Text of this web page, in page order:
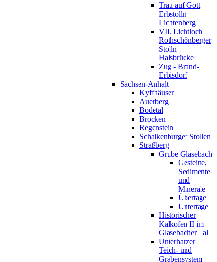
Trau auf Gott
Erbstolln
Lichtenberg
VII. Lichtloch
Rothschönberger
Stolln
Halsbrücke
Zug - Brand-
Erbisdorf
Sachsen-Anhalt
Kyffhäuser
Auerberg
Bodetal
Brocken
Regenstein
Schalkenburger Stollen
Straßberg
Grube Glasebach
Gesteine,
Sedimente
und
Minerale
Übertage
Untertage
Historischer
Kalkofen II im
Glasebacher Tal
Unterharzer
Teich- und
Grabensystem